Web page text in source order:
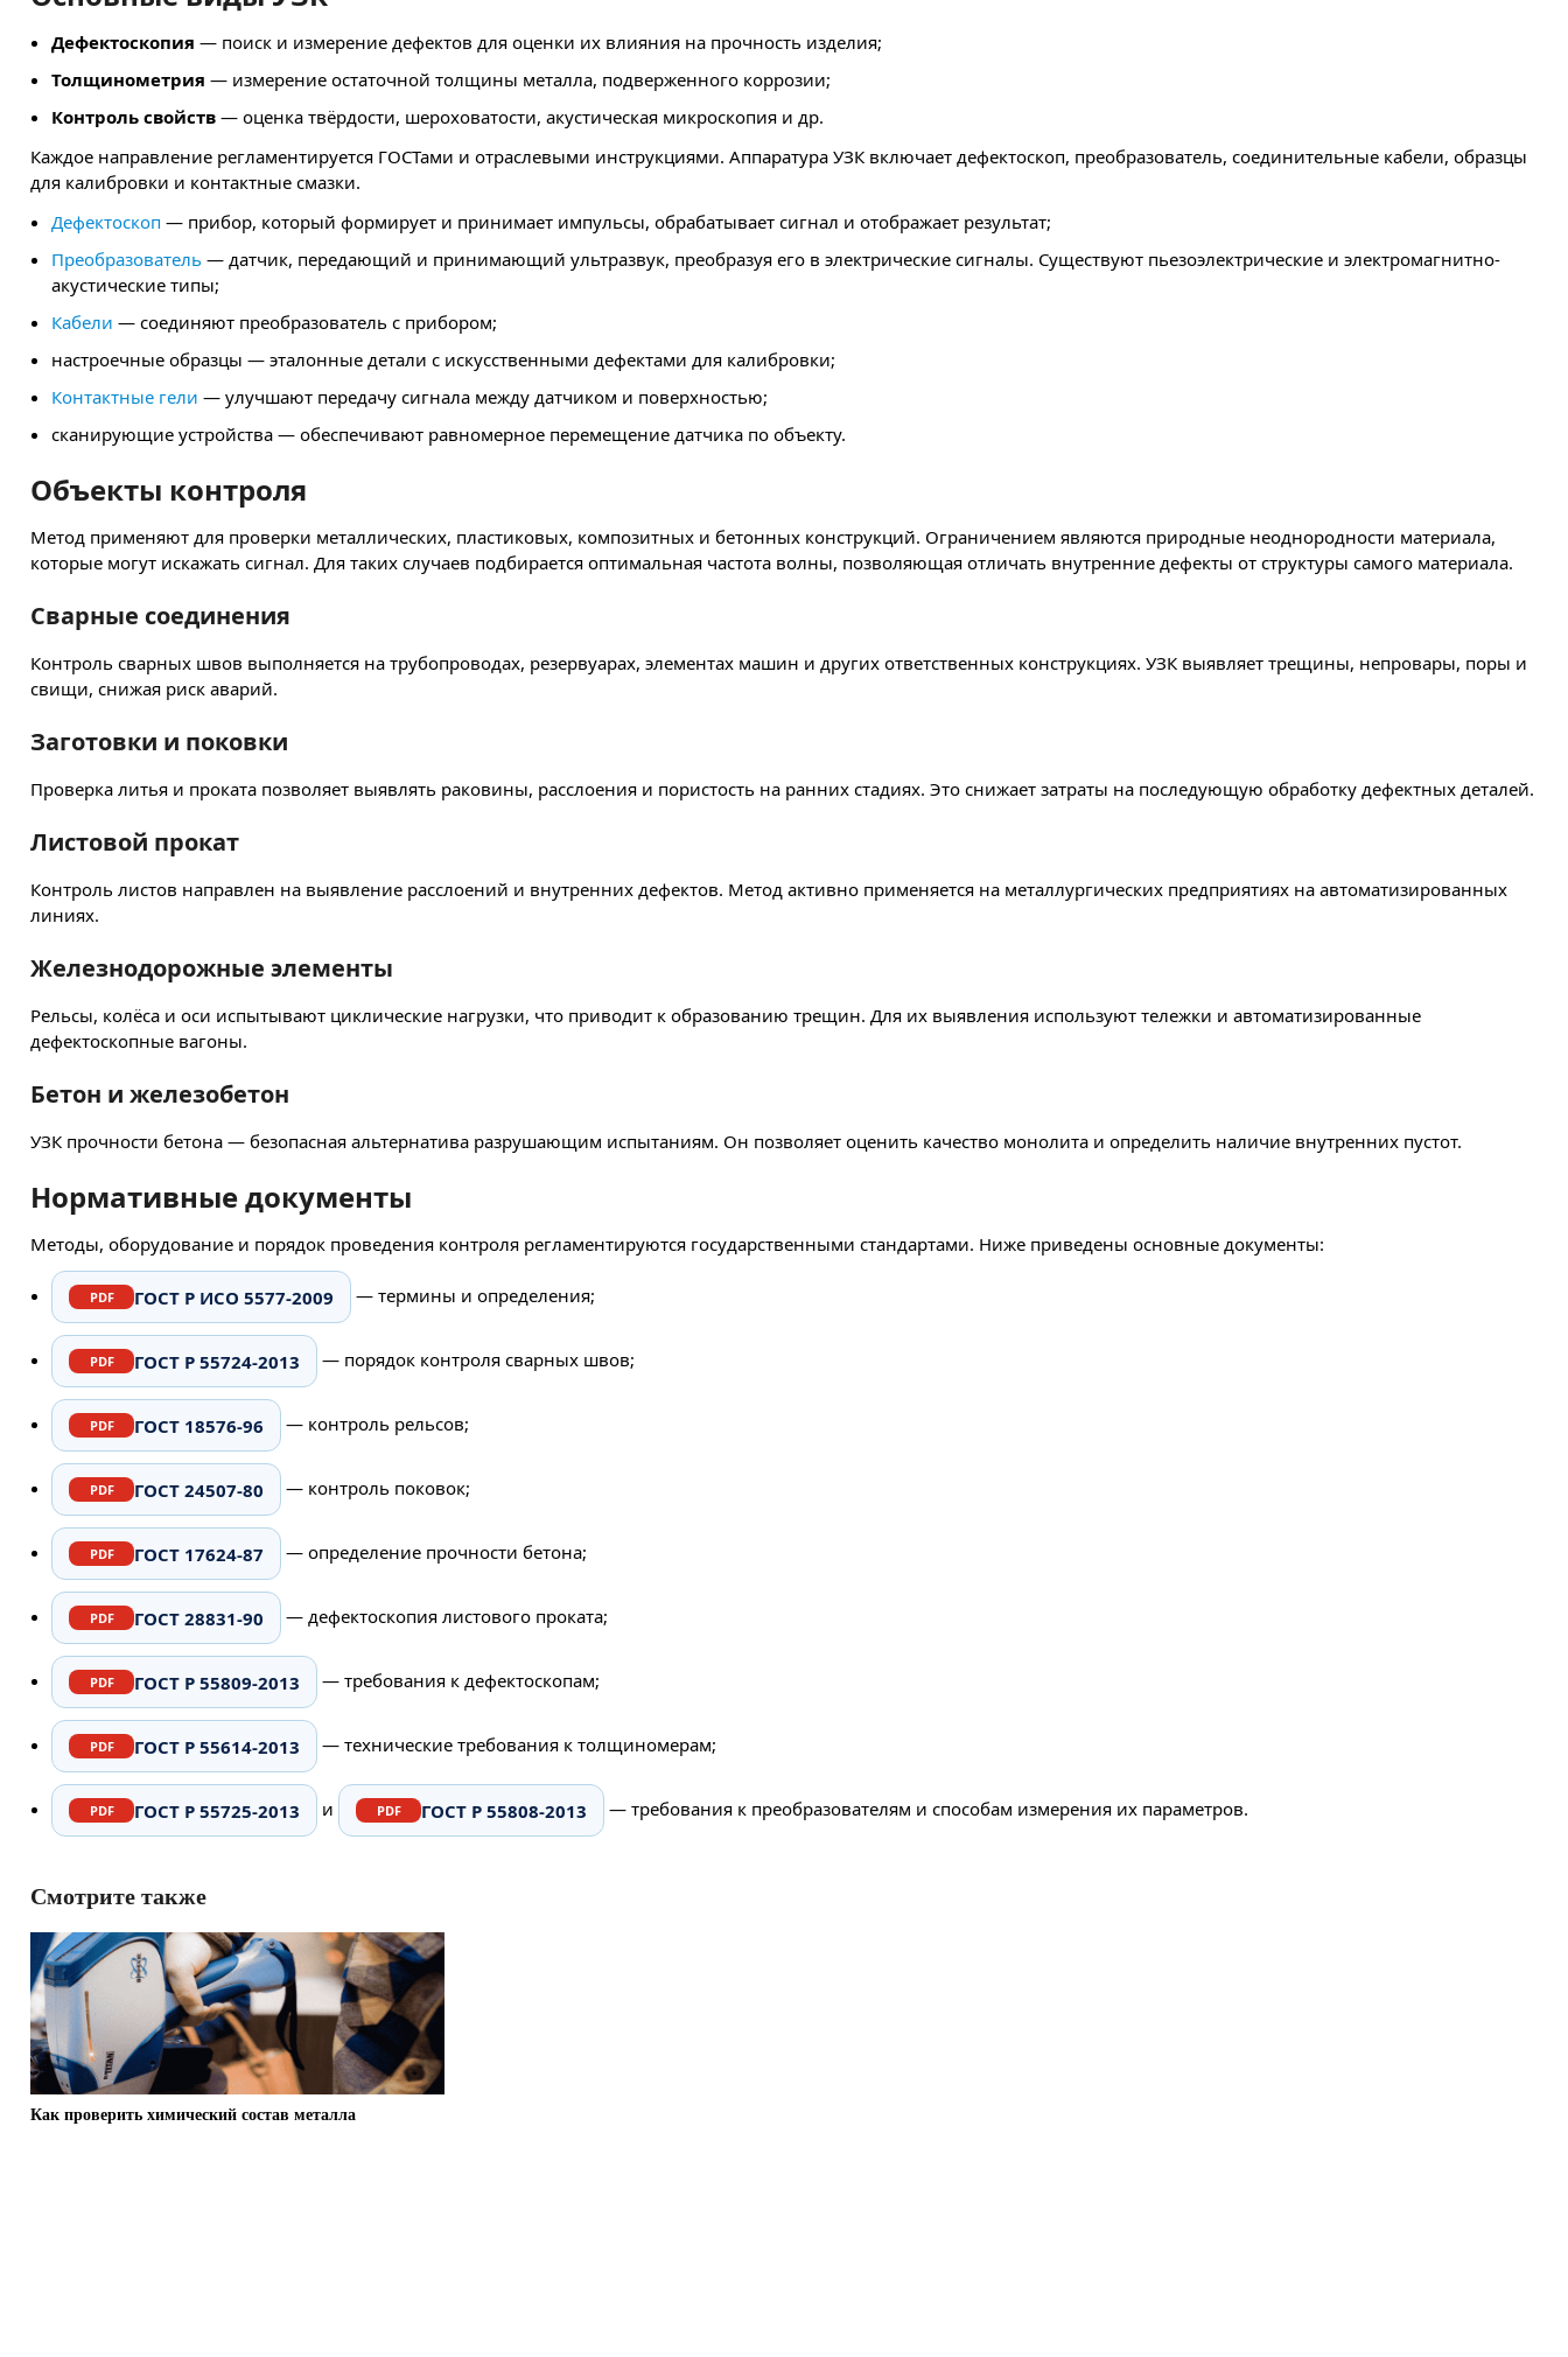
Дефектоскопия — поиск и измерение дефектов для оценки их влияния на прочность изделия;
Толщинометрия — измерение остаточной толщины металла, подверженного коррозии;
Контроль свойств — оценка твёрдости, шероховатости, акустическая микроскопия и др.
Каждое направление регламентируется ГОСТами и отраслевыми инструкциями. Аппаратура УЗК включает дефектоскоп, преобразователь, соединительные кабели, образцы
для калибровки и контактные смазки.
Дефектоскоп — прибор, который формирует и принимает импульсы, обрабатывает сигнал и отображает результат;
Преобразователь — датчик, передающий и принимающий ультразвук, преобразуя его в электрические сигналы. Существуют пьезоэлектрические и электромагнитно-
акустические типы;
Кабели — соединяют преобразователь с прибором;
настроечные образцы — эталонные детали с искусственными дефектами для калибровки;
Контактные гели — улучшают передачу сигнала между датчиком и поверхностью;
сканирующие устройства — обеспечивают равномерное перемещение датчика по объекту.
Объекты контроля
Метод применяют для проверки металлических, пластиковых, композитных и бетонных конструкций. Ограничением являются природные неоднородности материала,
которые могут искажать сигнал. Для таких случаев подбирается оптимальная частота волны, позволяющая отличать внутренние дефекты от структуры самого материала.
Сварные соединения
Контроль сварных швов выполняется на трубопроводах, резервуарах, элементах машин и других ответственных конструкциях. УЗК выявляет трещины, непровары, поры и
свищи, снижая риск аварий.
Заготовки и поковки
Проверка литья и проката позволяет выявлять раковины, расслоения и пористость на ранних стадиях. Это снижает затраты на последующую обработку дефектных деталей.
Листовой прокат
Контроль листов направлен на выявление расслоений и внутренних дефектов. Метод активно применяется на металлургических предприятиях на автоматизированных
линиях.
Железнодорожные элементы
Рельсы, колёса и оси испытывают циклические нагрузки, что приводит к образованию трещин. Для их выявления используют тележки и автоматизированные
дефектоскопные вагоны.
Бетон и железобетон
УЗК прочности бетона — безопасная альтернатива разрушающим испытаниям. Он позволяет оценить качество монолита и определить наличие внутренних пустот.
Нормативные документы
Методы, оборудование и порядок проведения контроля регламентируются государственными стандартами. Ниже приведены основные документы:
ГОСТ Р ИСО 5577-2009 — термины и определения;
ГОСТ Р 55724-2013 — порядок контроля сварных швов;
ГОСТ 18576-96 — контроль рельсов;
ГОСТ 24507-80 — контроль поковок;
ГОСТ 17624-87 — определение прочности бетона;
ГОСТ 28831-90 — дефектоскопия листового проката;
ГОСТ Р 55809-2013 — требования к дефектоскопам;
ГОСТ Р 55614-2013 — технические требования к толщиномерам;
ГОСТ Р 55725-2013 и ГОСТ Р 55808-2013 — требования к преобразователям и способам измерения их параметров.
Смотрите также
Как проверить химический состав металла